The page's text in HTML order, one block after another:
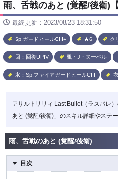
雨、舌戦のあと (覚醒/後衛)
最終更新：2023/08/23 18:31:50
Sp.ガードヒールCIII+ ★6 ク
回：回復UPIV 楓・J・ヌーベル
水：Sp.ファイアガードヒールCIII
アサルトリリィ Last Bullet（ラスバレ
あと (覚醒/後衛)」のスキル詳細やステ
雨、舌戦のあと (覚醒/後衛)
目次